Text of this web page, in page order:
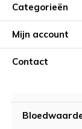
Categorieën
Mijn account
Contact